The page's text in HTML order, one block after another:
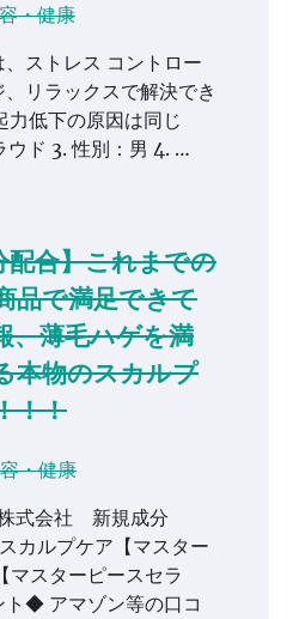
・健康
ストレス コントロー
リラックスで解決でき
力低下の原因は同じ
ウド 3. 性別：男 4. …
配合】これまでの
品で満足できて
、薄毛ハゲを満
本物のスカルプ
！！
・健康
式会社 新規成分
カルプケア【マスター
スターピースセラ
ト◆ アマゾン等の口コ